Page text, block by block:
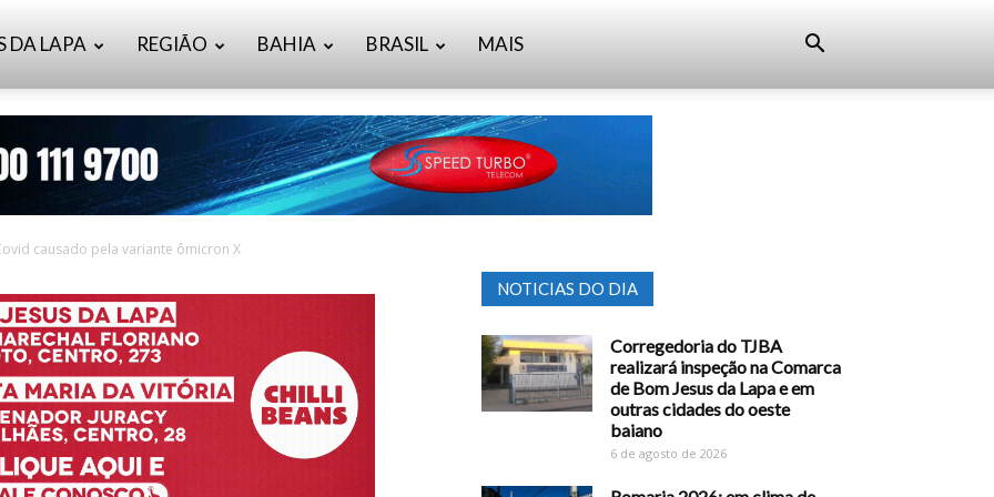
DA LAPA REGIÃO BAHIA BRASIL MAIS
causado pela variante ômicron X
NOTICIAS DO DIA
Corregedoria do TJBA
realizará inspeção na Comarca
de Bom Jesus da Lapa e em
outras cidades do oeste
baiano
6 de agosto de 2026